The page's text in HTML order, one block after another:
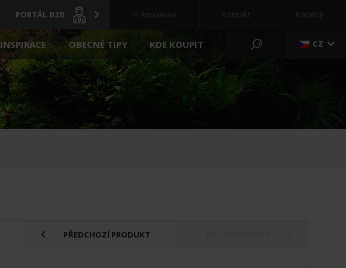
PORTÁL B2B O Aquaelovi Kontakt Katalog
VYBAVENÍ
RYBNÍK A ZAHRADA
NOVÝ
ČERPADLO
REGULAČNÍ KLADKOSTROJE
PŘÍPRAVA
INSPIRACE OBECNÉ TIPY KDE KOUPIT CZ
PŘEDCHOZÍ PRODUKT